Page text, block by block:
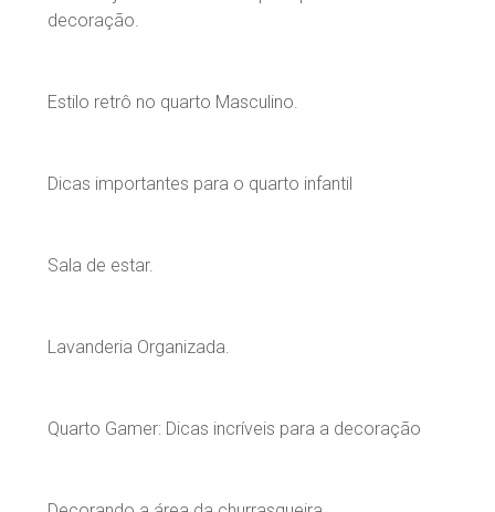
decoração.
Estilo retrô no quarto Masculino.
Dicas importantes para o quarto infantil
Sala de estar.
Lavanderia Organizada.
Quarto Gamer: Dicas incríveis para a decoração